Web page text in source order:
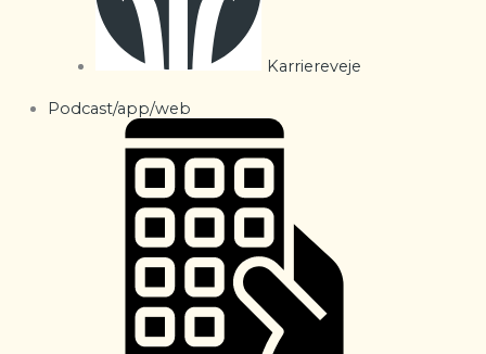
Karriereveje
Podcast/app/web